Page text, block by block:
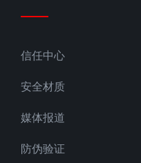
信任中心
安全材质
媒体报道
防伪验证